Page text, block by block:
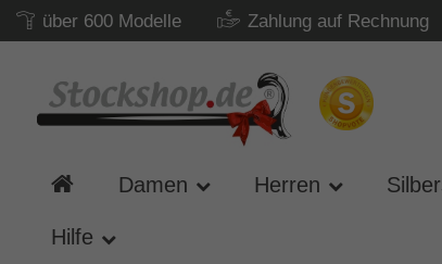
über 600 Modelle Zahlung auf Rechnung
Damen Herren
Hilfe